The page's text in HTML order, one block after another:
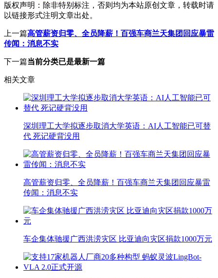
版权声明： 除非特别标注，否则均为本站原创文章，转载时请
以链接形式注明文章出处。
上一篇高管薪资归零、全员降薪！百强车商兰天集团回应暴雷
传闻：消息不实
下一篇当前分类已是最新一篇
相关文章
深圳理工大学拟逐步取消大学英语：AI人工智能已可替
代 死记硬背没用
高管薪资归零、全员降薪！百强车商兰天集团回应暴雷
传闻：消息不实
车企集体驰援广西洪涝灾区 比亚迪向灾区捐款1000万元